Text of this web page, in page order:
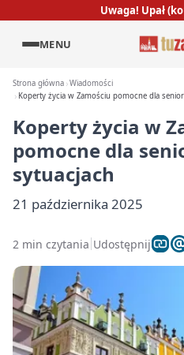
Uwaga! Upał
MENU
Strona główna Wiadomości
Koperty życia w Zamościu pomocne dla
Koperty życia w
pomocne dla
sytuacjach
21 października 2025
2 min czytania Udostępnij